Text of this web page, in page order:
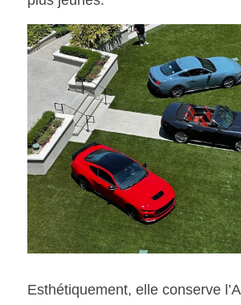
Esthétiquement, elle conserve